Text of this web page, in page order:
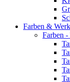
Farben &
Farben -